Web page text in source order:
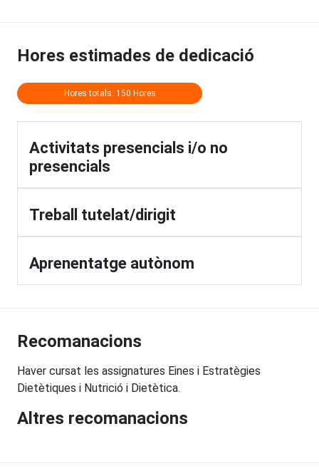
Hores estimades de dedicació
Hores totals: 150 Hores
Activitats presencials i/o no
presencials
Treball tutelat/dirigit
Aprenentatge autònom
Recomanacions
Haver cursat les assignatures Eines i Estratègies
Dietètiques i Nutrició i Dietètica.
Altres recomanacions